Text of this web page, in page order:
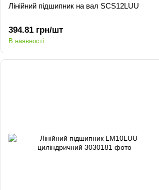
Лінійний підшипник на вал SCS12LUU
394.81 грн/шт
В наявності